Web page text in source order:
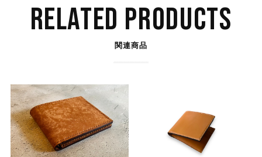
RELATED PRODUCTS
関連商品